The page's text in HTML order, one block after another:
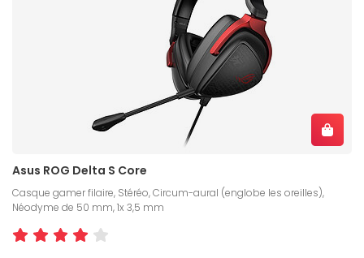
Asus ROG Delta S Core
Casque gamer filaire, Stéréo, Circum-aural (englobe les oreilles),
Néodyme de 50 mm, 1x 3,5 mm